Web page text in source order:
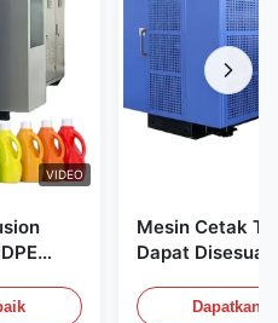
VIDEO
Mesin Cetak
Dapat
60L
Dapatkan